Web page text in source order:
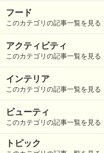
フード
このカテゴリの記事一覧を見る
アクティビティ
このカテゴリの記事一覧を見る
インテリア
このカテゴリの記事一覧を見る
ビューティ
このカテゴリの記事一覧を見る
トピック